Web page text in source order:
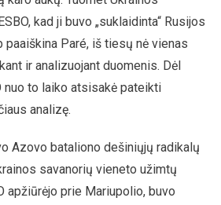
kad ji buvo „suklaidinta“ Rusijos
paaiškina Paré, iš tiesų nė vienas
ir analizuojant duomenis. Dėl
nuo to laiko atsisakė pateikti
analizę.
Azovo bataliono dešiniųjų radikalų
savanorių vieneto užimtų
apžiūrėjo prie Mariupolio, buvo